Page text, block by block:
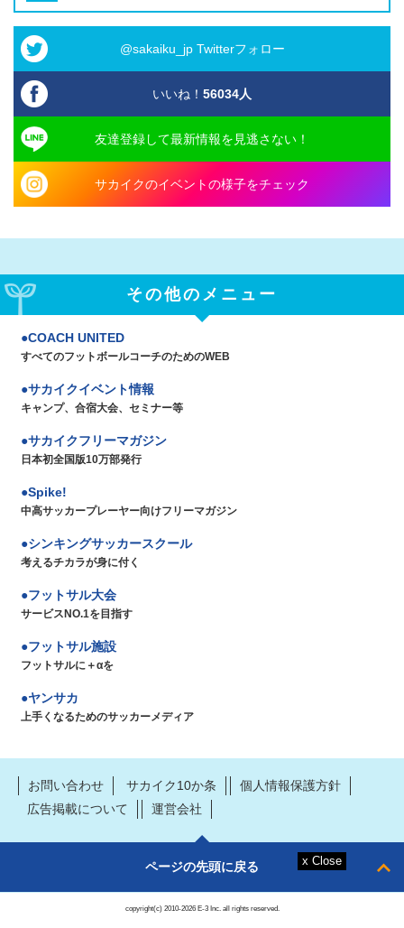
@sakaiku_jp Twitterフォロー
いいね！ 56034人
友達登録して最新情報を見逃さない！
サカイクのイベントの様子をチェック
その他のメニュー
COACH UNITED
すべてのフットボールコーチのためのWEB
サカイクイベント情報
キャンプ、合宿大会、セミナー等
サカイクフリーマガジン
日本初全国版10万部発行
Spike!
中高サッカープレーヤー向けフリーマガジン
シンキングサッカースクール
考えるチカラが身に付く
フットサル大会
サービスNO.1を目指す
フットサル施設
フットサルに＋αを
ヤンサカ
上手くなるためのサッカーメディア
お問い合わせ サカイク10か条
個人情報保護方針
広告掲載について
運営会社
ページの先頭に戻る
copyright(c) 2010-2026 E-3 Inc. all rights reserved.